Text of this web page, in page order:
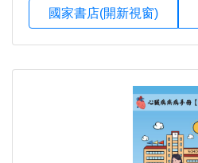
國家書店(開新視窗)